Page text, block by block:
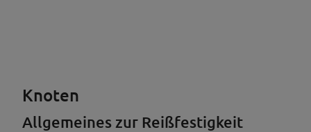
Knoten
Allgemeines zur Reißfestigkeit